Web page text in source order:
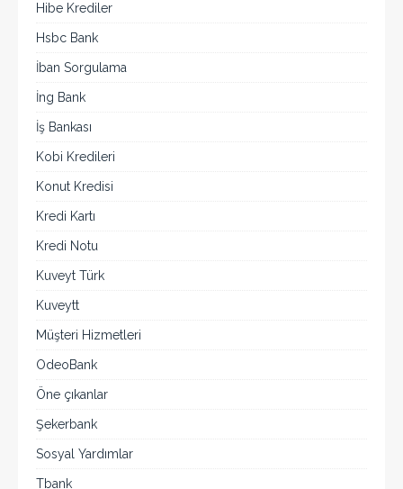
Hibe Krediler
Hsbc Bank
İban Sorgulama
İng Bank
İş Bankası
Kobi Kredileri
Konut Kredisi
Kredi Kartı
Kredi Notu
Kuveyt Türk
Kuveytt
Müşteri Hizmetleri
OdeoBank
Öne çıkanlar
Şekerbank
Sosyal Yardımlar
Tbank